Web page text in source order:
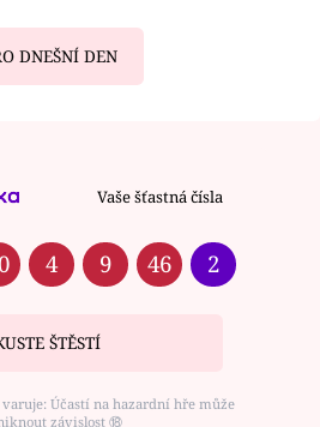
DNEŠNÍ DEN
Vaše šťastná čísla
4 9 46 2
ŠTĚSTÍ
Účastí na hazardní hře může
závislost ⑱